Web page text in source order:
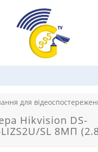
для
Hikvision DS-
LIZS2U/SL 8МП